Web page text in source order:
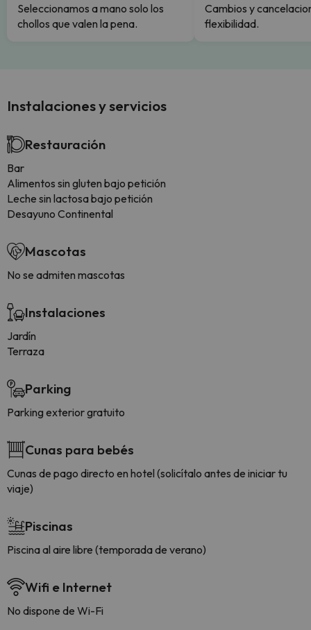
Seleccionamos a mano solo los
chollos que valen la pena.
Cambios y
flexibilidad.
Instalaciones y servicios
Restauración
Bar
Alimentos sin gluten bajo petición
Leche sin lactosa bajo petición
Desayuno Continental
Mascotas
No se admiten mascotas
Instalaciones
Jardín
Terraza
Parking
Parking exterior gratuito
Cunas para bebés
Cunas de pago directo en hotel (solicítalo antes de iniciar tu
viaje)
Piscinas
Piscina al aire libre (temporada de verano)
Wifi e Internet
No dispone de Wi-Fi